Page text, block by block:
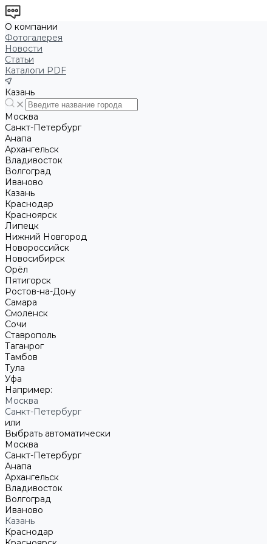
О компании
Фотогалерея
Новости
Статьи
Каталоги PDF
Казань
Москва
Санкт-Петербург
Анапа
Архангельск
Владивосток
Волгоград
Иваново
Казань
Краснодар
Красноярск
Липецк
Нижний Новгород
Новороссийск
Новосибирск
Орёл
Пятигорск
Ростов-на-Дону
Самара
Смоленск
Сочи
Ставрополь
Таганрог
Тамбов
Тула
Уфа
Например:
Москва
Санкт-Петербург
или
Выбрать автоматически
Москва
Санкт-Петербург
Анапа
Архангельск
Владивосток
Волгоград
Иваново
Казань
Краснодар